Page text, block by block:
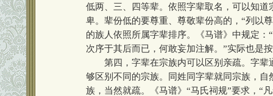
低两、三、四等辈。依照字辈取名，可以知
卑。辈份低的要尊重、尊敬辈份高的，“列以
的族人依照所属字辈排序。《马谱》中规定
次序于其后而已，何敢妄加注解。”实际也是
第四，字辈在宗族内可以区别亲疏。字辈
够区别不同的宗族。同姓同字辈就同宗族，
族，当然就疏。《马谱》“马氏祠规”要求，“